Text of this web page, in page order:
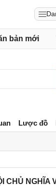
bản mới
Lược đồ
CHỦ NGHĨA